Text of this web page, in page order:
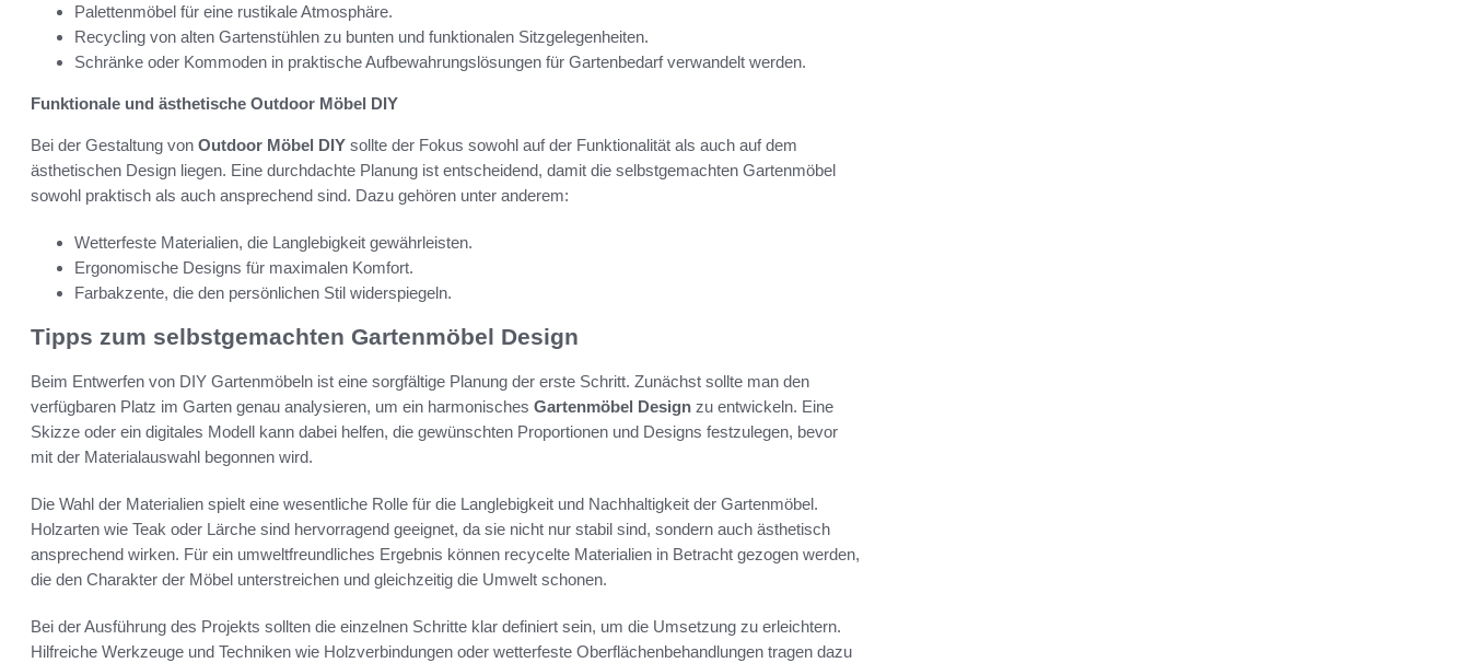
Palettenmöbel für eine rustikale Atmosphäre.
Recycling von alten Gartenstühlen zu bunten und funktionalen Sitzgelegenheiten.
Schränke oder Kommoden in praktische Aufbewahrungslösungen für Gartenbedarf verwandelt werden.
Funktionale und ästhetische Outdoor Möbel DIY
Bei der Gestaltung von Outdoor Möbel DIY sollte der Fokus sowohl auf der Funktionalität als auch auf dem
ästhetischen Design liegen. Eine durchdachte Planung ist entscheidend, damit die selbstgemachten Gartenmöbel
sowohl praktisch als auch ansprechend sind. Dazu gehören unter anderem:
Wetterfeste Materialien, die Langlebigkeit gewährleisten.
Ergonomische Designs für maximalen Komfort.
Farbakzente, die den persönlichen Stil widerspiegeln.
Tipps zum selbstgemachten Gartenmöbel Design
Beim Entwerfen von DIY Gartenmöbeln ist eine sorgfältige Planung der erste Schritt. Zunächst sollte man den
verfügbaren Platz im Garten genau analysieren, um ein harmonisches Gartenmöbel Design zu entwickeln. Eine
Skizze oder ein digitales Modell kann dabei helfen, die gewünschten Proportionen und Designs festzulegen, bevor
mit der Materialauswahl begonnen wird.
Die Wahl der Materialien spielt eine wesentliche Rolle für die Langlebigkeit und Nachhaltigkeit der Gartenmöbel.
Holzarten wie Teak oder Lärche sind hervorragend geeignet, da sie nicht nur stabil sind, sondern auch ästhetisch
ansprechend wirken. Für ein umweltfreundliches Ergebnis können recycelte Materialien in Betracht gezogen werden,
die den Charakter der Möbel unterstreichen und gleichzeitig die Umwelt schonen.
Bei der Ausführung des Projekts sollten die einzelnen Schritte klar definiert sein, um die Umsetzung zu erleichtern.
Hilfreiche Werkzeuge und Techniken wie Holzverbindungen oder wetterfeste Oberflächenbehandlungen tragen dazu